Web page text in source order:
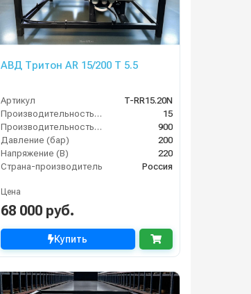
АВД Тритон AR 15/200 T 5.5
Артикул
T-RR15.20N
Производительность (л/мин)
15
Производительность (л/ч)
900
Давление (бар)
200
Напряжение (В)
220
Страна-производитель
Россия
Цена
68 000 руб.
Купить